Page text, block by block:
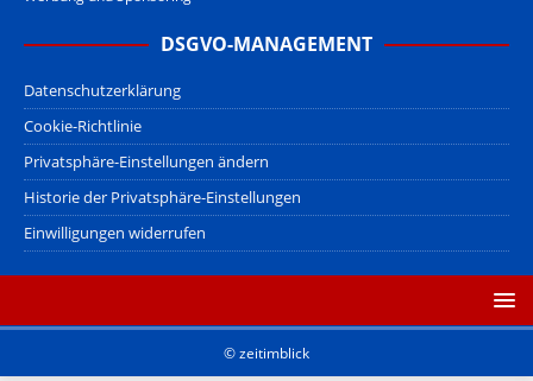
DSGVO-MANAGEMENT
Datenschutzerklärung
Cookie-Richtlinie
Privatsphäre-Einstellungen ändern
Historie der Privatsphäre-Einstellungen
Einwilligungen widerrufen
© zeitimblick